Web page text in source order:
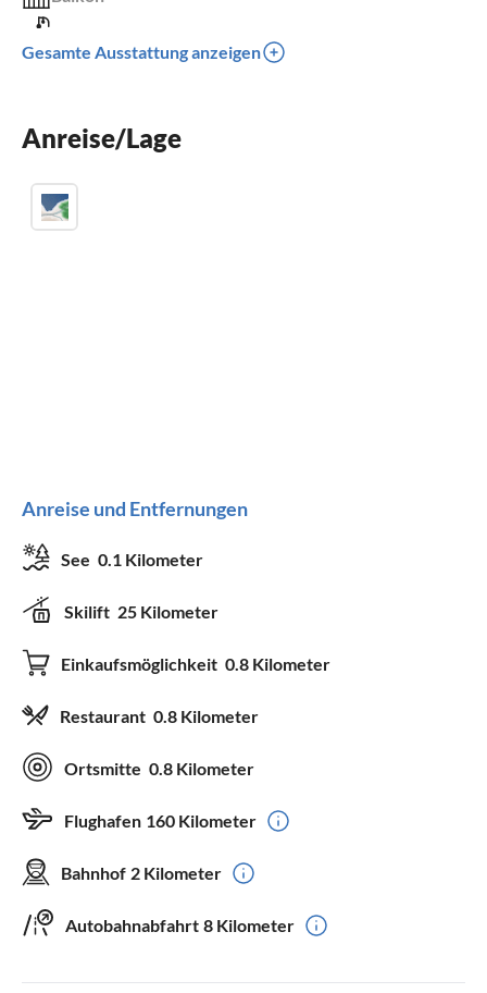
Gesamte Ausstattung anzeigen
Anreise/Lage
Anreise und Entfernungen
See 0.1 Kilometer
Skilift 25 Kilometer
Einkaufsmöglichkeit 0.8 Kilometer
Restaurant 0.8 Kilometer
Ortsmitte 0.8 Kilometer
Flughafen 160 Kilometer
Bahnhof 2 Kilometer
Autobahnabfahrt 8 Kilometer